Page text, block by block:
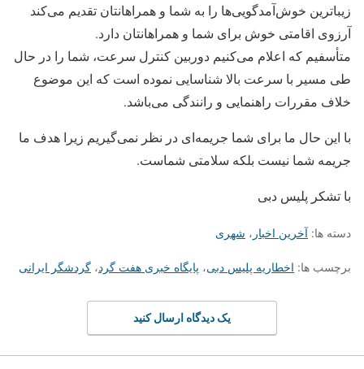
زیباترین خوش‌آمدگویی‌ها را به شما و همراهانتان تقدیم می‌کند
آرزوی اقامتی خوش برای شما و همراهانتان دارد.
متأسفیم که اعلام می‌کنیم دوربین کنترل سرعت، شما را در حال
طی مسیر با سرعت بالا شناسایی نموده است که این موضوع
خلاف مقررات راهنمایی و رانندگی می‌باشد.
با این حال ما برای شما جریمه‌ای در نظر نمی‌گیریم زیرا هدف ما
جریمه شما نیست بلکه سلامتی شماست.
با تشکر پلیس دبی
دسته ها: آخرین اخبار ، شهری
برچسب ها: اخطاریه پلیس دبی، پایگاه خبری هفت گرد، گردشگر ایرانی
یک دیدگاه ارسال کنید